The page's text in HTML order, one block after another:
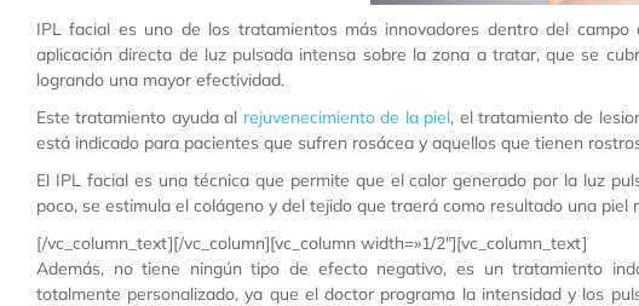
IPL facial es uno de los tratamientos más innovadores dentro del
aplicación directa de luz pulsada intensa sobre la zona a tratar, que se
logrando una mayor efectividad.
Este tratamiento ayuda al rejuvenecimiento de la piel, el tratamiento de
está indicado para pacientes que sufren rosácea y aquellos que tienen
El IPL facial es una técnica que permite que el calor generado por la luz
poco, se estimula el colágeno y del tejido que traerá como resultado una piel
[/vc_column_text][/vc_column][vc_column width=»1/2″][vc_column_text]
Además, no tiene ningún tipo de efecto negativo, es un tratamiento
totalmente personalizado, ya que el doctor programa la intensidad y los